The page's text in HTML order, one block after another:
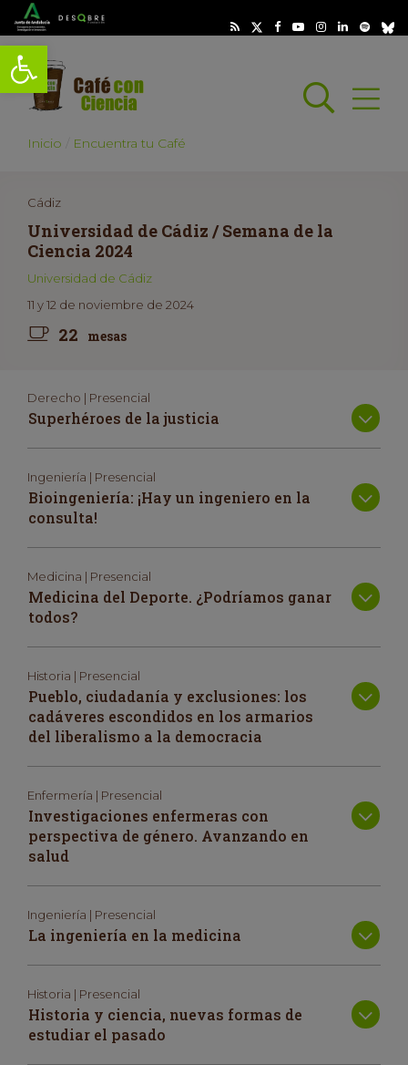
Abrir barra de herramientas
Abrir
Inicio Encuentra tu Café
Cádiz
Universidad de Cádiz / Semana de la
Ciencia 2024
Universidad de Cádiz
11 y 12 de noviembre de 2024
22 mesas
Derecho | Presencial
Superhéroes de la justicia
Ingeniería | Presencial
Bioingeniería: ¡Hay un ingeniero en la
consulta!
Medicina | Presencial
Medicina del Deporte. ¿Podríamos ganar
todos?
Historia | Presencial
Pueblo, ciudadanía y exclusiones: los
cadáveres escondidos en los armarios
del liberalismo a la democracia
Enfermería | Presencial
Investigaciones enfermeras con
perspectiva de género. Avanzando en
salud
Ingeniería | Presencial
La ingeniería en la medicina
Historia | Presencial
Historia y ciencia, nuevas formas de
estudiar el pasado